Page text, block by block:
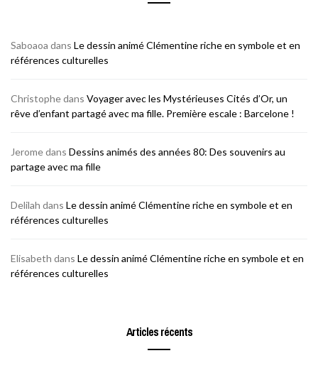
Saboaoa dans Le dessin animé Clémentine riche en symbole et en
références culturelles
Christophedans Voyager avec les Mystérieuses Cités d’Or, un
rêve d’enfant partagé avec ma fille. Première escale : Barcelone !
Jeromedans Dessins animés des années 80: Des souvenirs au
partage avec ma fille
Delilah dans Le dessin animé Clémentine riche en symbole et en
références culturelles
Elisabeth dans Le dessin animé Clémentine riche en symbole et en
références culturelles
Articles récents